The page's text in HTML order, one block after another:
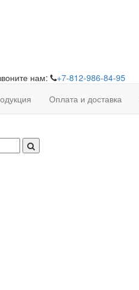
нам:
+7-812-986-84-95
Оплата и доставка